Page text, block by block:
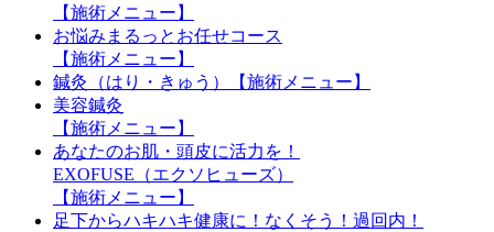
【施術メニュー】
お悩みまるっとお任せコース
【施術メニュー】
鍼灸（はり・きゅう）【施術メニュー】
美容鍼灸
【施術メニュー】
あなたのお肌・頭皮に活力を！
EXOFUSE（エクソヒューズ）
【施術メニュー】
足下からハキハキ健康に！なくそう！過回内！